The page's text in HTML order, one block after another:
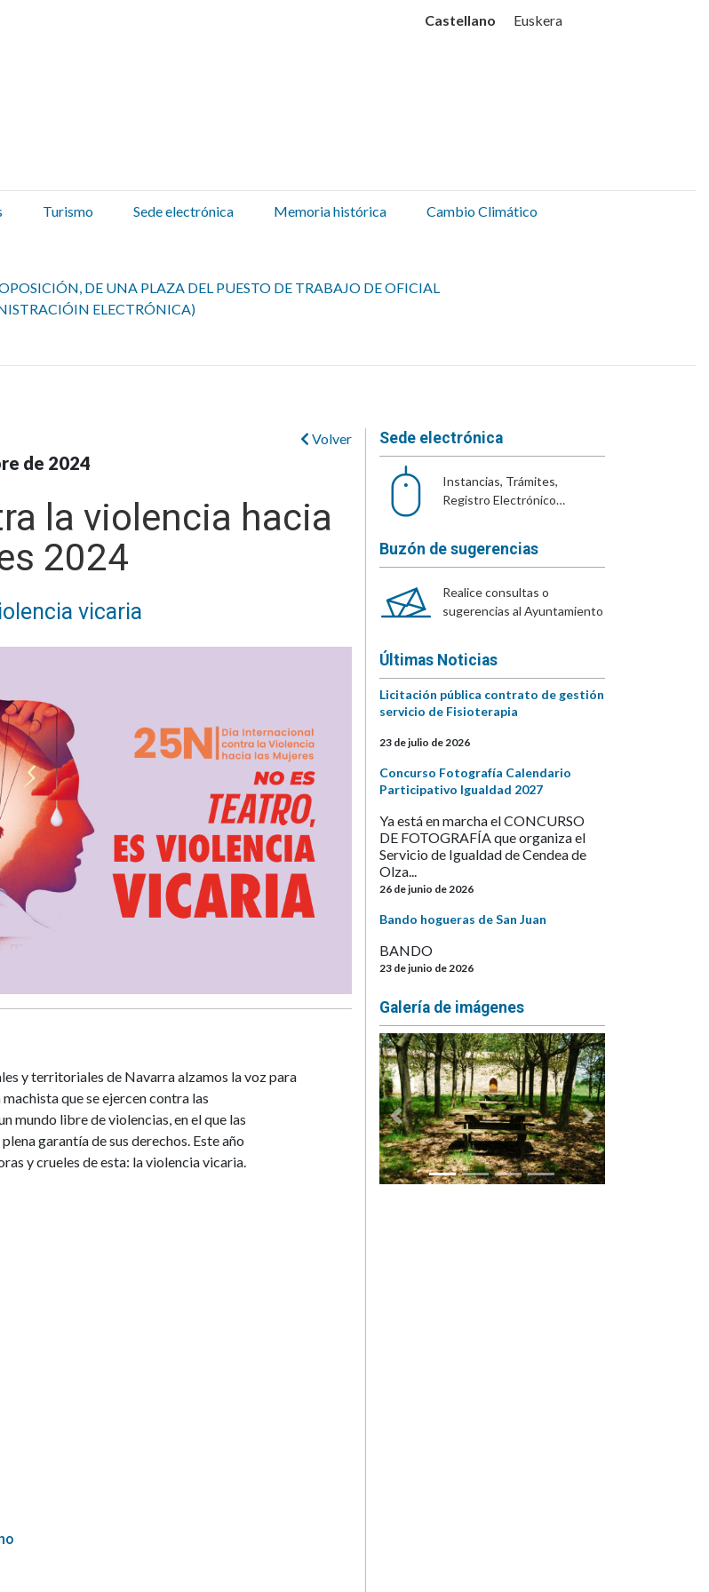
Castellano Euskera
Turismo Sede electrónica Memoria histórica Cambio Climático
DE UNA PLAZA DEL PUESTO DE TRABAJO DE OFICIAL
ELECTRÓNICA)
Volver
de 2024
la violencia hacia
2024
vicaria
y territoriales de Navarra alzamos la voz para
que se ejercen contra las
mundo libre de violencias, en el que las
garantía de sus derechos. Este año
y crueles de esta: la violencia vicaria.
Sede electrónica
Instancias, Trámites,
Registro Electrónico…
Buzón de sugerencias
Realice consultas o
sugerencias al Ayuntamiento
Últimas Noticias
Licitación pública contrato de gestión
servicio de Fisioterapia
23 de julio de 2026
Concurso Fotografía Calendario
Participativo Igualdad 2027
Ya está en marcha el CONCURSO
DE FOTOGRAFÍA que organiza el
Servicio de Igualdad de Cendea de
Olza...
26 de junio de 2026
Bando hogueras de San Juan
BANDO
23 de junio de 2026
Galería de imágenes
Anterior Siguiente